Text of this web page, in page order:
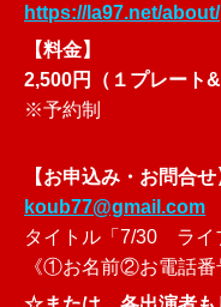
https://la97.net/about/
【料金】
2,500円（１プレート&
※予約制
【お申込み・お問合せ
koub77@gmail.com
タイトル「7/30 ライ
《①お名前②お電話番